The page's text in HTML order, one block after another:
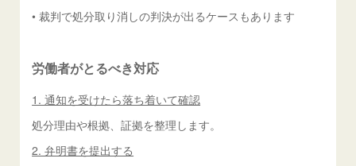
• 裁判で処分取り消しの判決が出るケースもあります
労働者がとるべき対応
1. 通知を受けたら落ち着いて確認
処分理由や根拠、証拠を整理します。
2. 弁明書を提出する